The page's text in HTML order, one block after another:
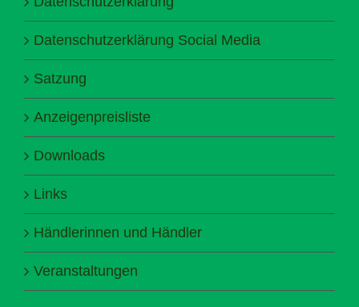
Datenschutzerklärung Social Media
Satzung
Anzeigenpreisliste
Downloads
Links
Händlerinnen und Händler
Veranstaltungen